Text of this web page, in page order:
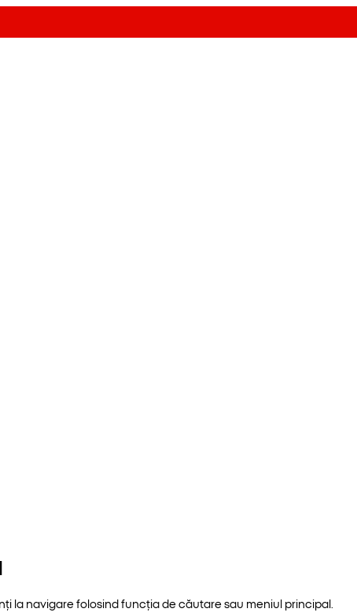
la navigare folosind funcția de căutare sau meniul principal.